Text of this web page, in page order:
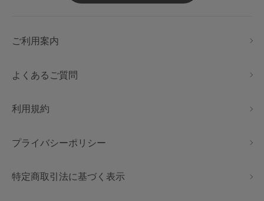
ご利用案内
よくあるご質問
利用規約
プライバシーポリシー
特定商取引法に基づく表示